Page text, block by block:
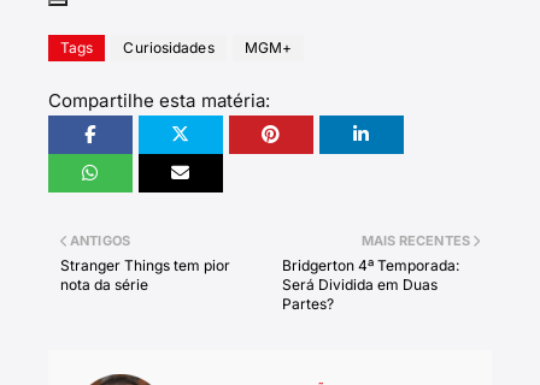
Tags Curiosidades MGM+
Compartilhe esta matéria:
MAIS RECENTES
Bridgerton 4ª Temporada:
Será Dividida em Duas
Partes?
ANTIGOS
Stranger Things tem pior
nota da série